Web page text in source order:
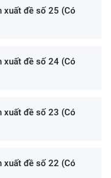
xuất đề số 25 (Có
xuất đề số 24 (Có
xuất đề số 23 (Có
xuất đề số 22 (Có